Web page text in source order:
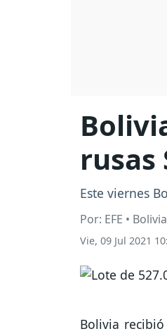
rusas
Este viernes
Por: EFE •
Vie, 09 Jul 2021
Bolivia